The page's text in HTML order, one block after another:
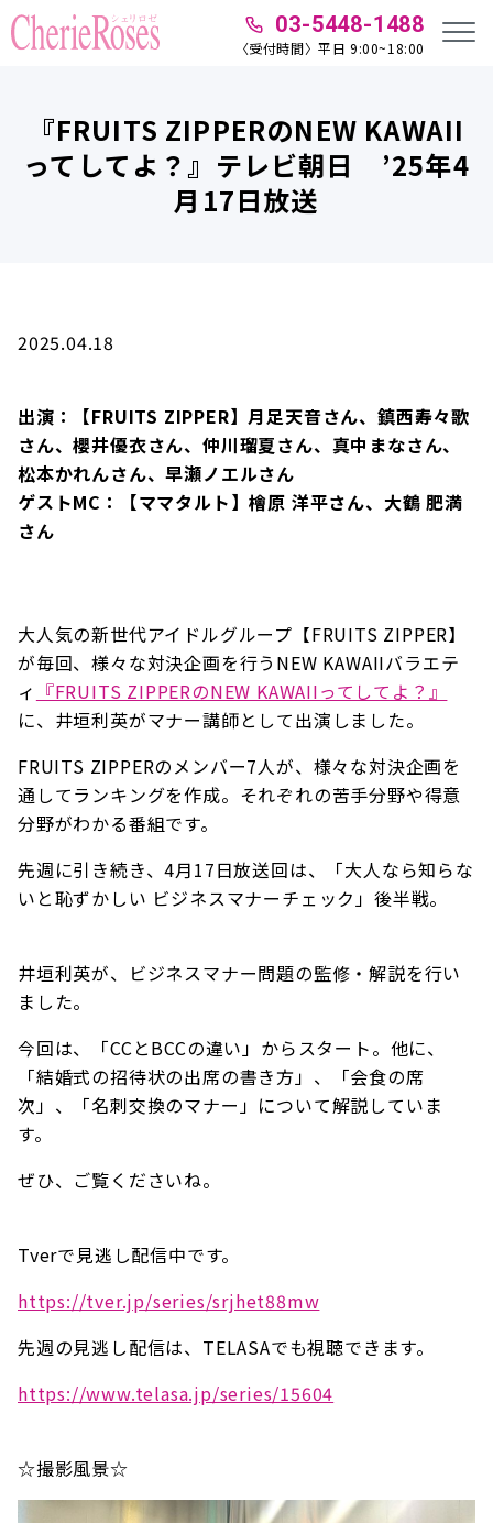
03-5448-1488
〈受付時間〉平日 9:00~18:00
『FRUITS ZIPPERのNEW KAWAII
ってしてよ？』テレビ朝日 ’25年4
月17日放送
2025.04.18
出演：【FRUITS ZIPPER】月足天音さん、鎮西寿々歌
さん、櫻井優衣さん、仲川瑠夏さん、真中まなさん、
松本かれんさん、早瀬ノエルさん
ゲストMC：【ママタルト】檜原 洋平さん、大鶴 肥満
さん
大人気の新世代アイドルグループ【FRUITS ZIPPER】
が毎回、様々な対決企画を行うNEW KAWAIIバラエテ
ィ 『FRUITS ZIPPERのNEW KAWAIIってしてよ？』
に、井垣利英がマナー講師として出演しました。
FRUITS ZIPPERのメンバー7人が、様々な対決企画を
通してランキングを作成。それぞれの苦手分野や得意
分野がわかる番組です。
先週に引き続き、4月17日放送回は、「大人なら知らな
いと恥ずかしい ビジネスマナーチェック」後半戦。
井垣利英が、ビジネスマナー問題の監修・解説を行い
ました。
今回は、「CCとBCCの違い」からスタート。他に、
「結婚式の招待状の出席の書き方」、「会食の席
次」、「名刺交換のマナー」について解説していま
す。
ぜひ、ご覧くださいね。
Tverで見逃し配信中です。
https://tver.jp/series/srjhet88mw
先週の見逃し配信は、TELASAでも視聴できます。
https://www.telasa.jp/series/15604
☆撮影風景☆